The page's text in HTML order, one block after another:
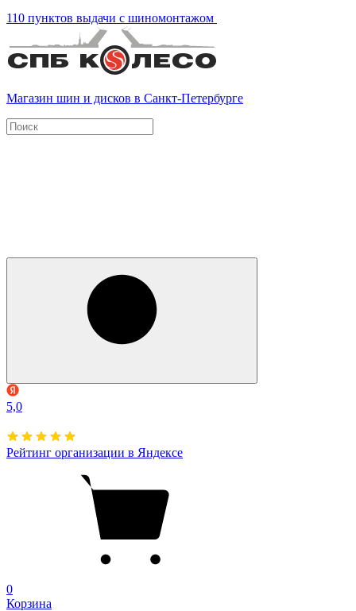
110 пунктов выдачи с шиномонтажом
Магазин шин и дисков в Санкт-Петербурге
5,0
Рейтинг организации в Яндексе
0
Корзина